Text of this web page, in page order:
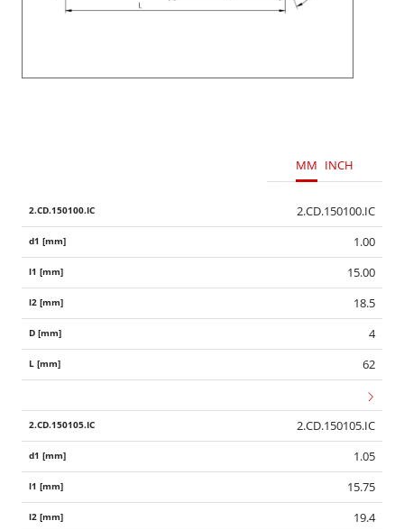
MM INCH
2.CD.150100.IC
1.00
15.00
18.5
4
62
2.CD.150105.IC
1.05
15.75
19.4